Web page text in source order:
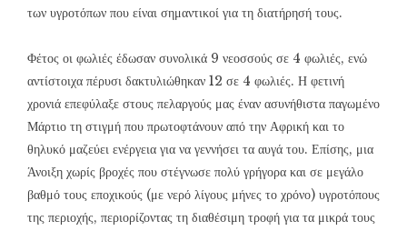
των υγροτόπων που είναι σημαντικοί για τη διατήρησή τους.
Φέτος οι φωλιές έδωσαν συνολικά 9 νεοσσούς σε 4 φωλιές, ενώ
αντίστοιχα πέρυσι δακτυλιώθηκαν 12 σε 4 φωλιές. Η φετινή
χρονιά επεφύλαξε στους πελαργούς μας έναν ασυνήθιστα παγωμένο
Μάρτιο τη στιγμή που πρωτοφτάνουν από την Αφρική και το
θηλυκό μαζεύει ενέργεια για να γεννήσει τα αυγά του. Επίσης, μια
Άνοιξη χωρίς βροχές που στέγνωσε πολύ γρήγορα και σε μεγάλο
βαθμό τους εποχικούς (με νερό λίγους μήνες το χρόνο) υγροτόπους
της περιοχής, περιορίζοντας τη διαθέσιμη τροφή για τα μικρά τους